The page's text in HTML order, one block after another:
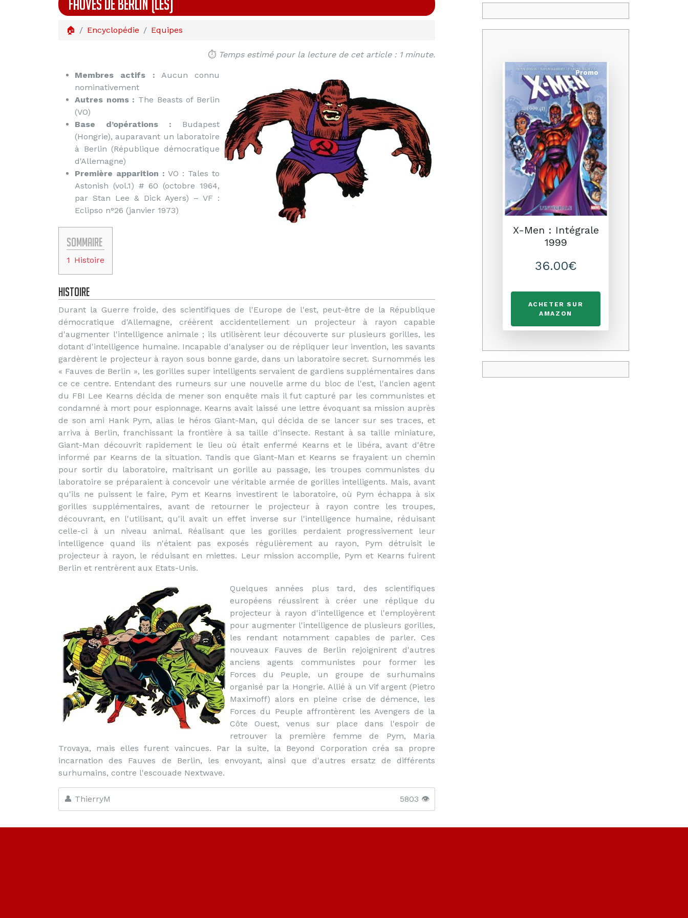
FAUVES DE BERLIN (LES)
🏠 Encyclopédie Equipes
⏱️ Temps estimé pour la lecture de cet article : 1 minute.
Membres actifs : Aucun connu
nominativement
Autres noms : The Beasts of Berlin
(VO)
Base d’opérations : Budapest
(Hongrie), auparavant un laboratoire
à Berlin (République démocratique
d'Allemagne)
Première apparition : VO : Tales to
Astonish (vol.1) # 60 (octobre 1964,
par Stan Lee & Dick Ayers) – VF :
Eclipso n°26 (janvier 1973)
Sommaire
1 Histoire
Histoire
Durant la Guerre froide, des scientifiques de l'Europe de l'est, peut-être de la République
démocratique d'Allemagne, créèrent accidentellement un projecteur à rayon capable
d'augmenter l'intelligence animale ; ils utilisèrent leur découverte sur plusieurs gorilles, les
dotant d'intelligence humaine. Incapable d'analyser ou de répliquer leur invention, les savants
gardèrent le projecteur à rayon sous bonne garde, dans un laboratoire secret. Surnommés les
« Fauves de Berlin », les gorilles super intelligents servaient de gardiens supplémentaires dans
ce ce centre. Entendant des rumeurs sur une nouvelle arme du bloc de l'est, l'ancien agent
du FBI Lee Kearns décida de mener son enquête mais il fut capturé par les communistes et
condamné à mort pour espionnage. Kearns avait laissé une lettre évoquant sa mission auprès
de son ami Hank Pym, alias le héros Giant-Man, qui décida de se lancer sur ses traces, et
arriva à Berlin, franchissant la frontière à sa taille d'insecte. Restant à sa taille miniature,
Giant-Man découvrit rapidement le lieu où était enfermé Kearns et le libéra, avant d'être
informé par Kearns de la situation. Tandis que Giant-Man et Kearns se frayaient un chemin
pour sortir du laboratoire, maîtrisant un gorille au passage, les troupes communistes du
laboratoire se préparaient à concevoir une véritable armée de gorilles intelligents. Mais, avant
qu'ils ne puissent le faire, Pym et Kearns investirent le laboratoire, où Pym échappa à six
gorilles supplémentaires, avant de retourner le projecteur à rayon contre les troupes,
découvrant, en l'utilisant, qu'il avait un effet inverse sur l'intelligence humaine, réduisant
celle-ci à un niveau animal. Réalisant que les gorilles perdaient progressivement leur
intelligence quand ils n'étaient pas exposés régulièrement au rayon, Pym détruisit le
projecteur à rayon, le réduisant en miettes. Leur mission accomplie, Pym et Kearns fuirent
Berlin et rentrèrent aux Etats-Unis.
Quelques années plus tard, des scientifiques
européens réussirent à créer une réplique du
projecteur à rayon d'intelligence et l'employèrent
pour augmenter l'intelligence de plusieurs gorilles,
les rendant notamment capables de parler. Ces
nouveaux Fauves de Berlin rejoignirent d'autres
anciens agents communistes pour former les
Forces du Peuple, un groupe de surhumains
organisé par la Hongrie. Allié à un Vif argent (Pietro
Maximoff) alors en pleine crise de démence, les
Forces du Peuple affrontèrent les Avengers de la
Côte Ouest, venus sur place dans l'espoir de
retrouver la première femme de Pym, Maria
Trovaya, mais elles furent vaincues. Par la suite, la Beyond Corporation créa sa propre
incarnation des Fauves de Berlin, les envoyant, ainsi que d'autres ersatz de différents
surhumains, contre l'escouade Nextwave.
👤 ThierryM 5803 👁️
Promo
X-Men : Intégrale
1999
36.00€
ACHETER SUR
AMAZON